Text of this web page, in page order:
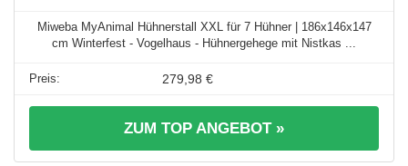
Miweba MyAnimal Hühnerstall XXL für 7 Hühner | 186x146x147
cm Winterfest - Vogelhaus - Hühnergehege mit Nistkas ...
279,98 €
ZUM TOP ANGEBOT »